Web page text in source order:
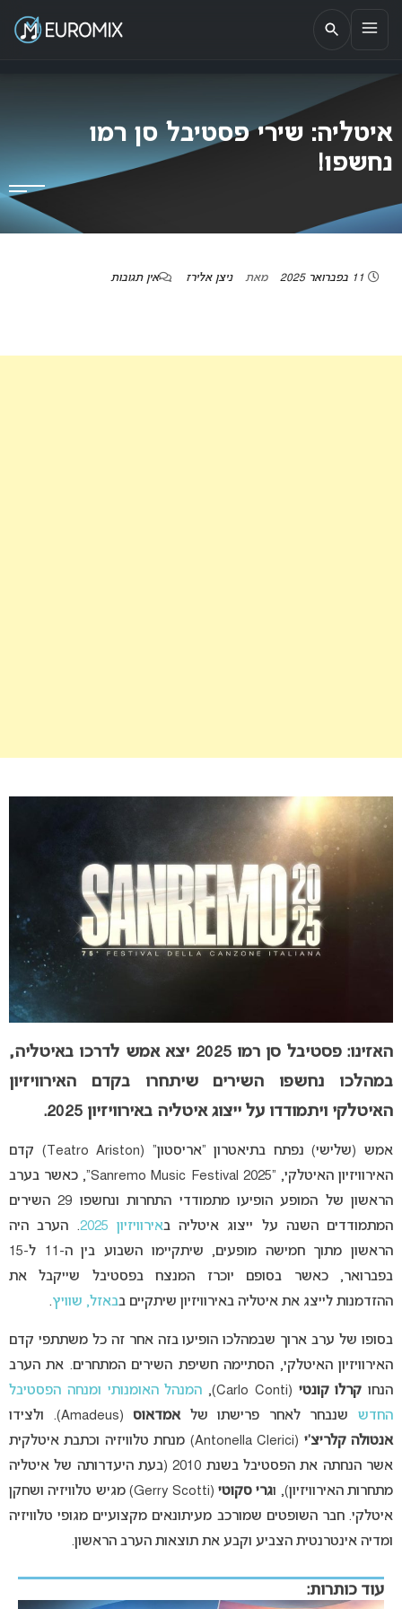
EUROMIX
אתר הבית של האירוויזיון בישראל
איטליה: שירי פסטיבל סן רמו
נחשפו!
מאת ניצן אלירז אין תגובות
האזינו: פסטיבל סן רמו 2025 יצא אמש לדרכו באיטליה,
במהלכו נחשפו השירים שיתחרו בקדם האירוויזיון
האיטלקי ויתמודדו על ייצוג איטליה באירוויזיון 2025.
אמש (שלישי) נפתח בתיאטרון “אריסטון” (Teatro Ariston) קדם
האירוויזיון האיטלקי, “Sanremo Music Festival 2025”, כאשר בערב
הראשון של המופע הופיעו מתמודדי התחרות ונחשפו 29 השירים
המתמודדים השנה על ייצוג איטליה באירוויזיון 2025
. הערב היה
הראשון מתוך חמישה מופעים, שיתקיימו השבוע בין ה-11 ל-15
בפברואר, כאשר בסופם יוכרז המנצח בפסטיבל שייקבל את
ההזדמנות לייצג את איטליה באירוויזיון שיתקיים בבאזל, שוויץ.
בסופו של ערב ארוך שבמהלכו הופיעו בזה אחר זה כל משתתפי קדם
האירוויזיון האיטלקי, הסתיימה חשיפת השירים המתחרים. את הערב
הנחו קרלו קונטי (Carlo Conti),
המנהל האומנותי ומנחה הפסטיבל
החדששנבחר לאחר פרישתו שלאמדאוס (Amadeus). ולצידו
אנטולה קלריצ’י
(Antonella Clerici) מנחת טלוויזיה וכתבת איטלקית
אשר הנחתה את הפסטיבל בשנת 2010 (בעת היעדרותה של איטליה
מתחרות האירוויזיון), וגרי סקוטי
(Gerry Scotti) מגיש טלוויזיה ושחקן
איטלקי.חבר השופטים שמורכב מעיתונאים מקצועיים מגופי טלוויזיה
ומדיה אינטרנטית הצביע וקבע את תוצאות הערב הראשון.
עוד כותרות: